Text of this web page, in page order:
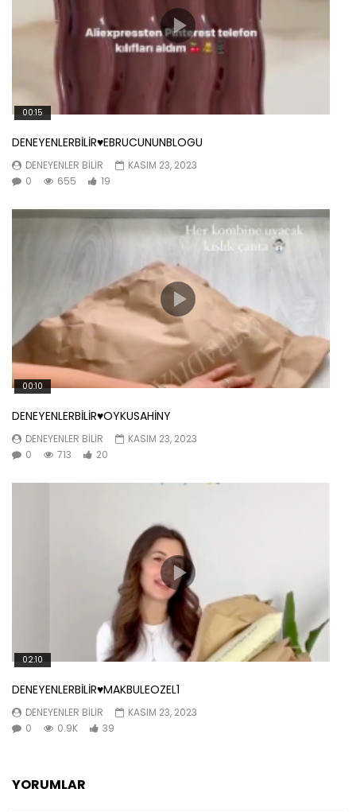
00:15
DENEYENLERBİLİR♥️EBRUCUNUNBLOGU
DENEYENLER BILIR
KASIM 23, 2023
0
655 19
00:10
DENEYENLERBİLİR♥️OYKUSAHİNY
DENEYENLER BILIR
KASIM 23, 2023
0
713 20
02:10
DENEYENLERBİLİR♥️MAKBULEOZEL1
DENEYENLER BILIR
KASIM 23, 2023
0
0.9K 39
YORUMLAR